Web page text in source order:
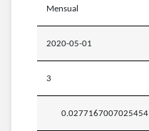
Mensual
2020-05-01
3
0.0277167007025454